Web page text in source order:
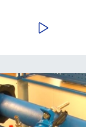
ПРОСМОТР